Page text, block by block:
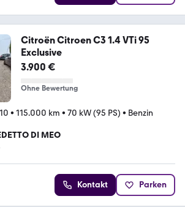
Citroën Citroen C3 1.4 VTi 95
Exclusive
3.900 €
Ohne Bewertung
• 115.000 km • 70 kW (95 PS) • Benzin
DI MEO
Kontakt Parken